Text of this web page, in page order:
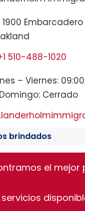
1900 Embarcadero
510-488-1020
– Viernes:
Cerrado
brindados
el mejor